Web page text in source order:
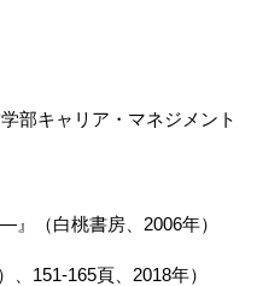
部キャリア・マネジメント
（白桃書房、2006年）
151-165頁、2018年）